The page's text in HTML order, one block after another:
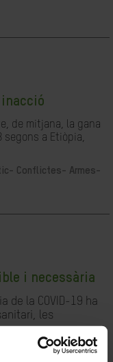
inacció
de mitjana, la gana
segons a Etiòpia,
Conflictes- Armes-
i necessària
de la COVID-19 ha
les